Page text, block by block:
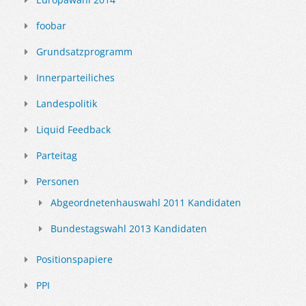
foobar
Grundsatzprogramm
Innerparteiliches
Landespolitik
Liquid Feedback
Parteitag
Personen
Abgeordnetenhauswahl 2011 Kandidaten
Bundestagswahl 2013 Kandidaten
Positionspapiere
PPI